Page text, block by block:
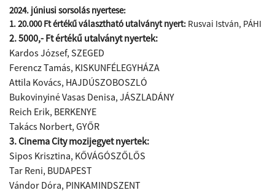
2024. júniusi sorsolás nyertese:
1. 20.000 Ft értékű választható utalványt nyert: Rusvai István, PÁHI
2. 5000,- Ft értékű utalványt nyertek:
Kardos József, SZEGED
Ferencz Tamás, KISKUNFÉLEGYHÁZA
Attila Kovács, HAJDÚSZOBOSZLÓ
Bukovinyiné Vasas Denisa, JÁSZLADÁNY
Reich Erik, BERKENYE
Takács Norbert, GYŐR
3. Cinema City mozijegyet nyertek:
Sipos Krisztina, KŐVÁGÓSZŐLŐS
Tar Reni, BUDAPEST
Vándor Dóra, PINKAMINDSZENT